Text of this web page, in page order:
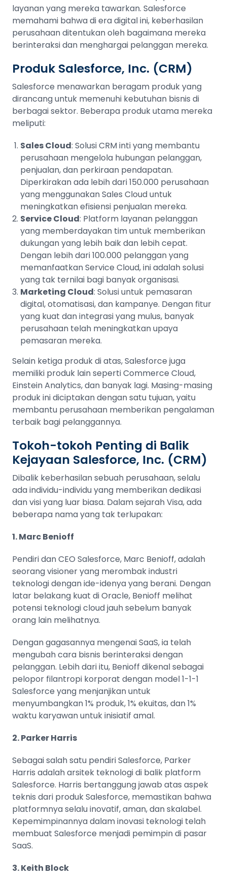
layanan yang mereka tawarkan. Salesforce
memahami bahwa di era digital ini, keberhasilan
perusahaan ditentukan oleh bagaimana mereka
berinteraksi dan menghargai pelanggan mereka.
Produk Salesforce, Inc. (CRM)
Salesforce menawarkan beragam produk yang
dirancang untuk memenuhi kebutuhan bisnis di
berbagai sektor. Beberapa produk utama mereka
meliputi:
Sales Cloud: Solusi CRM inti yang membantu
perusahaan mengelola hubungan pelanggan,
penjualan, dan perkiraan pendapatan.
Diperkirakan ada lebih dari 150.000 perusahaan
yang menggunakan Sales Cloud untuk
meningkatkan efisiensi penjualan mereka.
Service Cloud: Platform layanan pelanggan
yang memberdayakan tim untuk memberikan
dukungan yang lebih baik dan lebih cepat.
Dengan lebih dari 100.000 pelanggan yang
memanfaatkan Service Cloud, ini adalah solusi
yang tak ternilai bagi banyak organisasi.
Marketing Cloud: Solusi untuk pemasaran
digital, otomatisasi, dan kampanye. Dengan fitur
yang kuat dan integrasi yang mulus, banyak
perusahaan telah meningkatkan upaya
pemasaran mereka.
Selain ketiga produk di atas, Salesforce juga
memiliki produk lain seperti Commerce Cloud,
Einstein Analytics, dan banyak lagi. Masing-masing
produk ini diciptakan dengan satu tujuan, yaitu
membantu perusahaan memberikan pengalaman
terbaik bagi pelanggannya.
Tokoh-tokoh Penting di Balik
Kejayaan Salesforce, Inc. (CRM)
Dibalik keberhasilan sebuah perusahaan, selalu
ada individu-individu yang memberikan dedikasi
dan visi yang luar biasa. Dalam sejarah Visa, ada
beberapa nama yang tak terlupakan:
1. Marc Benioff
Pendiri dan CEO Salesforce, Marc Benioff, adalah
seorang visioner yang merombak industri
teknologi dengan ide-idenya yang berani. Dengan
latar belakang kuat di Oracle, Benioff melihat
potensi teknologi cloud jauh sebelum banyak
orang lain melihatnya.
Dengan gagasannya mengenai SaaS, ia telah
mengubah cara bisnis berinteraksi dengan
pelanggan. Lebih dari itu, Benioff dikenal sebagai
pelopor filantropi korporat dengan model 1-1-1
Salesforce yang menjanjikan untuk
menyumbangkan 1% produk, 1% ekuitas, dan 1%
waktu karyawan untuk inisiatif amal.
2. Parker Harris
Sebagai salah satu pendiri Salesforce, Parker
Harris adalah arsitek teknologi di balik platform
Salesforce. Harris bertanggung jawab atas aspek
teknis dari produk Salesforce, memastikan bahwa
platformnya selalu inovatif, aman, dan skalabel.
Kepemimpinannya dalam inovasi teknologi telah
membuat Salesforce menjadi pemimpin di pasar
SaaS.
3. Keith Block